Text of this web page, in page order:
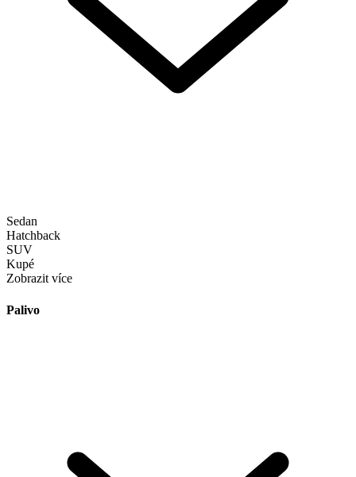
Sedan
Hatchback
SUV
Kupé
Zobrazit více
Palivo